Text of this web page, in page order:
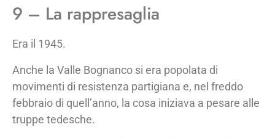
9 – La rappresaglia
Era il 1945.
Anche la Valle Bognanco si era popolata di
movimenti di resistenza partigiana e, nel freddo
febbraio di quell’anno, la cosa iniziava a pesare alle
truppe tedesche.